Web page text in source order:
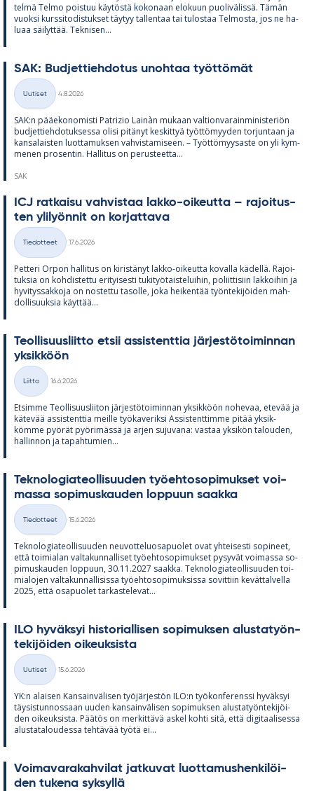
telmä Telmo pois­tuu käy­töstä ko­ko­naan elo­kuun puo­li­vä­lissä. Tä­män
vuoksi kurs­si­to­dis­tuk­set täy­tyy tal­len­taa tai tu­los­taa Tel­mosta, jos ne ha­
luaa säi­lyt­tää. Tek­ni­sen...
SAK: Bud­jet­tieh­do­tus unoh­taa työt­tö­mät
Kategoriat
Uutiset
4.8.2026
SAK:n pää­e­ko­no­misti Pat­rizio Lainàn mu­kaan val­tion­va­rain­mi­nis­te­riön
bud­jet­tieh­do­tuk­sessa olisi pi­tä­nyt kes­kit­tyä työt­tö­myy­den tor­jun­taan ja
kan­sa­lais­ten luot­ta­muk­sen vah­vis­ta­mi­seen. – Työt­tö­myy­saste on yli kym­
me­nen pro­sen­tin. Hal­li­tus on pe­rus­teetta...
SAK
ICJ rat­kaisu vah­vis­taa lakko-oi­keutta – ra­joi­tus­
ten yli­lyön­nit on kor­jat­tava
Kategoriat
Tiedotteet
17.6.2026
Pet­teri Or­pon hal­li­tus on ki­ris­tä­nyt lakko-oi­keutta ko­valla kä­dellä. Ra­joi­
tuk­sia on koh­dis­tettu eri­tyi­sesti tu­ki­työ­tais­te­lui­hin, po­liit­ti­siin lak­koi­hin ja
hy­vi­tys­sak­koja on nos­tettu ta­solle, joka hei­ken­tää työn­te­ki­jöi­den mah­
dol­li­suuk­sia käyt­tää...
Teol­li­suus­liitto et­sii as­sis­tent­tia jär­jes­tö­toi­min­nan
yk­sik­köön
Kategoriat
Liitto
16.6.2026
Et­simme Teol­li­suus­lii­ton jär­jes­tö­toi­min­nan yk­sik­köön no­he­vaa, ete­vää ja
kä­te­vää as­sis­tent­tia meille työ­ka­ve­riksi As­sis­tent­timme pi­tää yk­sik­
kömme pyö­rät pyö­ri­mässä ja ar­jen su­ju­vana: vas­taa yk­si­kön ta­lou­den,
hal­lin­non ja ta­pah­tu­mien...
Tek­no­lo­gia­teol­li­suu­den työ­eh­to­so­pi­muk­set voi­
massa so­pi­mus­kau­den lop­puun saakka
Kategoriat
Tiedotteet
15.6.2026
Tek­no­lo­gia­teol­li­suu­den neu­vot­te­luos­a­puo­let ovat yh­tei­sesti so­pi­neet,
että toi­mia­lan val­ta­kun­nal­li­set työ­eh­to­so­pi­muk­set py­sy­vät voi­massa so­
pi­mus­kau­den lop­puun, 30.11.2027 saakka. Tek­no­lo­gia­teol­li­suu­den toi­
mia­lo­jen val­ta­kun­nal­li­sissa työ­eh­to­so­pi­muk­sissa so­vit­tiin ke­vät­tal­vella
2025, että os­a­puo­let tar­kas­te­le­vat...
ILO hy­väk­syi his­to­rial­li­sen so­pi­muk­sen alus­ta­työn­
te­ki­jöi­den oi­keuk­sista
Kategoriat
Uutiset
15.6.2026
YK:n alai­sen Kan­sain­vä­li­sen työ­jär­jes­tön ILO:n työ­kon­fe­renssi hy­väk­syi
täy­sis­tun­nos­saan uu­den kan­sain­vä­li­sen so­pi­muk­sen alus­ta­työn­te­ki­jöi­
den oi­keuk­sista. Pää­tös on mer­kit­tävä as­kel kohti sitä, että di­gi­taa­li­sessa
alus­ta­ta­lou­dessa teh­tä­vää työtä ei...
Voi­ma­va­ra­kah­vi­lat jat­ku­vat luot­ta­mus­hen­ki­löi­
den tu­kena syk­syllä